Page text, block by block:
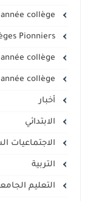
1ère Année Collège - Collèges Pionniers
أخبار
الابتدائي
الاجتماعيات
التربية
التعليم